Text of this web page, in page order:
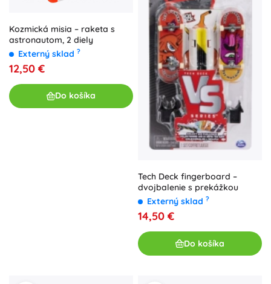
Kozmická misia – raketa s
astronautom, 2 diely
Externý sklad ?
12,50 €
Do košíka
Tech Deck fingerboard –
dvojbalenie s prekážkou
Externý sklad ?
14,50 €
Do košíka